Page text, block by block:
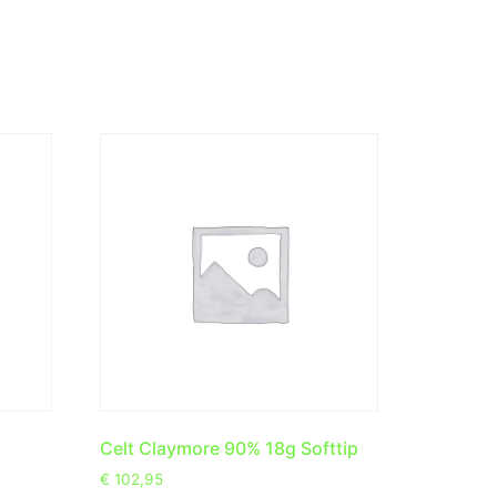
Celt Claymore 90% 18g Softtip
€ 102,95